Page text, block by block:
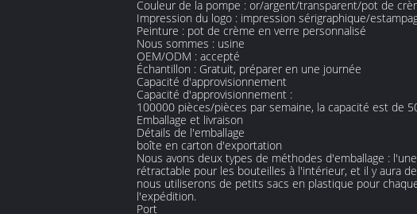
Couleur de la pompe : or/argent/transparent/pot de
Impression du logo : impression sérigraphique/
Peinture : pot de crème en verre personnalisé
Nous sommes : usine
OEM/ODM : accepté
Échantillon : Gratuit, préparer en une journée
Capacité d'approvisionnement
Capacité d'approvisionnement :
100000 pièces/pièces par semaine, la capacité est de
Emballage et livraison
Détails de l'emballage
boîte en carton d'exportation
Nous avons deux types de méthodes d'emballage :
rétractable pour les bouteilles à l'intérieur, et il y aura
nous utiliserons de petits sacs en plastique pour
l'expédition.
Port